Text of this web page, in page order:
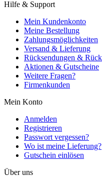
Hilfe & Support
Mein Kundenkonto
Meine Bestellung
Zahlungsmöglichkeiten
Versand & Lieferung
Rücksendungen &
Aktionen & Gutscheine
Weitere Fragen?
Firmenkunden
Mein Konto
Anmelden
Registrieren
Passwort vergessen?
Wo ist meine Lieferung?
Gutschein einlösen
Über uns